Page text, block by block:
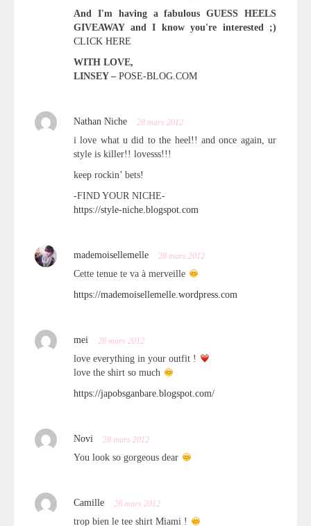
And I'm having a fabulous GUESS HEELS
GIVEAWAY and I know you're interested ;)
CLICK HERE
WITH LOVE,
LINSEY – POSE-BLOG.COM
Nathan Niche 28 mars 2012
i love what u did to the heel!! and once again, ur
style is killer!! lovesss!!!
keep rockin’ bets!
-FIND YOUR NICHE-
https://style-niche.blogspot.com
mademoisellemelle 28 mars 2012
Cette tenue te va à merveille
https://mademoisellemelle.wordpress.com
mei 28 mars 2012
love everything in your outfit !
love the shirt so much
https://japobsganbare.blogspot.com/
Novi 28 mars 2012
You look so gorgeous dear
Camille 28 mars 2012
trop bien le tee shirt Miami !